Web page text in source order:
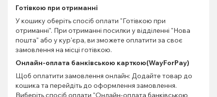
Готівкою при отриманні
У кошику оберіть спосіб оплати "Готівкою при
отриманні". При отриманні посилки у відділенні "Нова
пошта" або у кур'єра, ви зможете оплатити за своє
замовлення на місці готівкою.
Онлайн-оплата банківською карткою(WayForPay)
Щоб оплатити замовлення онлайн: Додайте товар до
кошика та перейдіть до оформлення замовлення.
Виберіть спосіб оплати "Онлайн-оплата банківською